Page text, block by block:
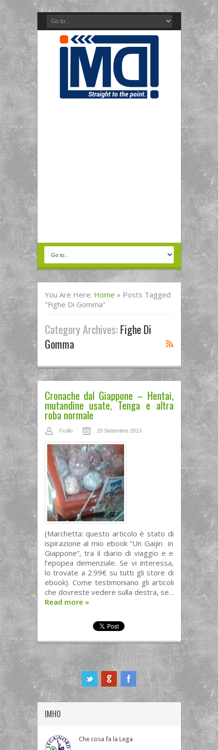
You Are Here: Home » Posts Tagged
"fighe Di Gomma"
Category Archives:Fighe Di
Gomma
Cronache dal Giappone – Hentai,
mutandine usate, Tenga e altra
roba normale
Frullo 29 Settembre 2013
(Marchetta: questo articolo è stato di
ispirazione al mio ebook “Un Gaijin in
Giappone”, tra il diario di viaggio e e
l’epopea demenziale. Se vi interessa,
lo trovate a 2.99€ su tutti gli store di
ebook). Come testimoniano gli articoli
che dovreste vedere sulla destra, se...
Read more »
IMHO
Che cosa fa la Lega